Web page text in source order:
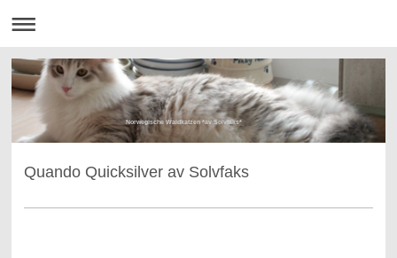
Norwegische Waldkatzen *av Solvfaks*
Quando Quicksilver av Solvfaks